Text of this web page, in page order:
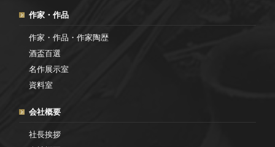
作家・作品
作家・作品・作家陶歴
酒盃百選
名作展示室
資料室
会社概要
社長挨拶